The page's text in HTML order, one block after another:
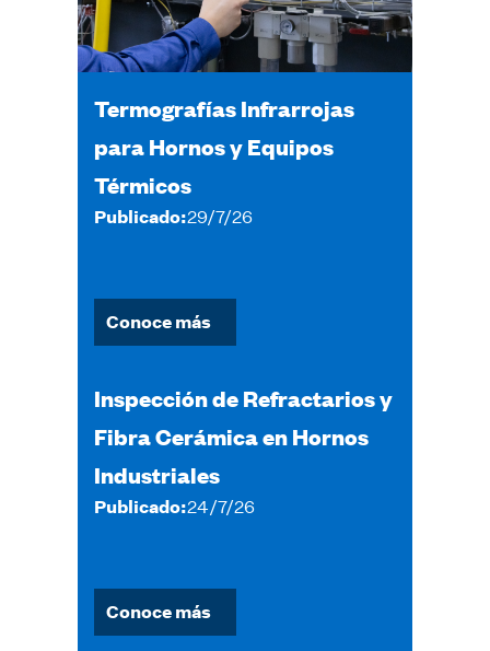
Termografías Infrarrojas
para Hornos y Equipos
Térmicos
Publicado:29/7/26
Conoce más
Inspección de Refractarios y
Fibra Cerámica en Hornos
Industriales
Publicado:24/7/26
Conoce más